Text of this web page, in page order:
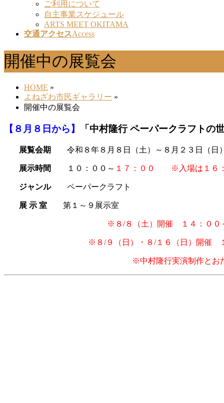
ご利用について
自主事業スケジュール
ARTS MEET OKITAMA
交通アクセスAccess
開催中の展覧会
HOME »
よねざわ市民ギャラリー »
開催中の展覧会
【８月８日から】 「中村隆行 ペーパークラフトの
展覧会期 令和８年８月８日（土）～８月２３日（日）
展示時間 １０：００～ １７：００ ※入場は１６
ジャンル ペーパークラフト
展 示 室 第１～９展示室
※８/８（土）開催 １４：００～ ギ
※８/９（日）・８/１６（日）開催 １
※中村隆行実演制作とお